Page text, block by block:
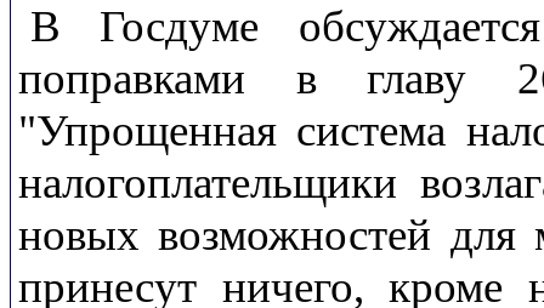
В Госдуме
поправками в главу
"Упрощенная система
налогоплательщики
новых возможностей для
принесут ничего, кроме